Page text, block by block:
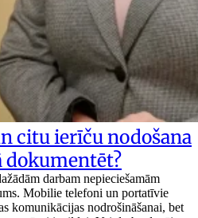
citu ierīču nodošana
darbam nepieciešamām
Mobilie telefoni un portatīvie
komunikācijas nodrošināšanai, bet